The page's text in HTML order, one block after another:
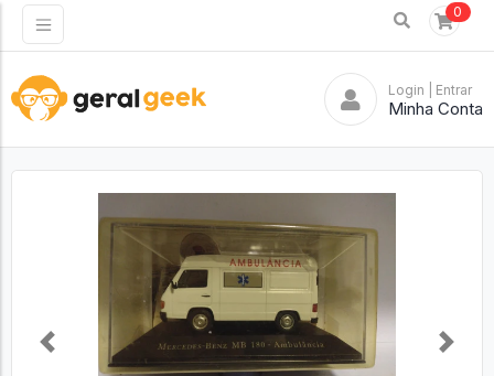
0
Login | Entrar
Minha Conta
Previous Next